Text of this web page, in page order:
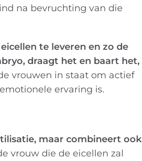
na bevruchting van die
te leveren en zo de
draagt het en baart het,
vrouwen in staat om actief
ervaring is.
maar combineert ook
vrouw die de eicellen zal